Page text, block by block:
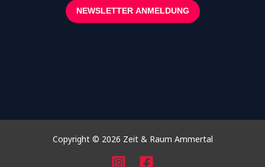
NEWSLETTER ANMELDUNG
Copyright © 2026 Zeit & Raum Ammertal